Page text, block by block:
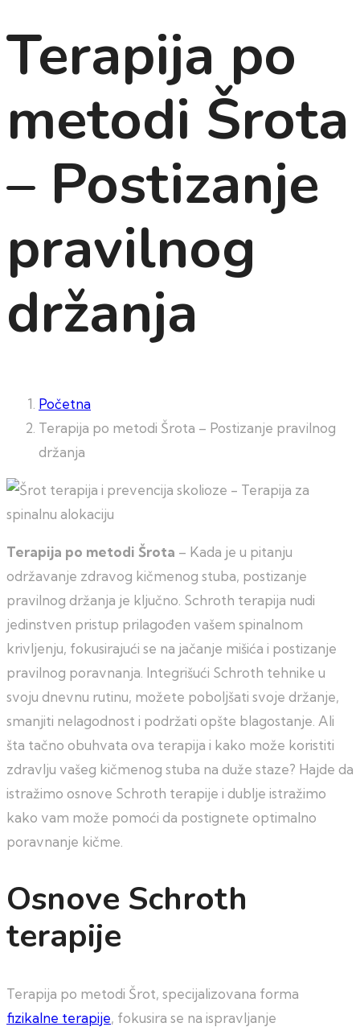
Terapija po
metodi Šrota
– Postizanje
pravilnog
držanja
Početna
Terapija po metodi Šrota – Postizanje pravilnog
držanja
Terapija po metodi Šrota – Kada je u pitanju
održavanje zdravog kičmenog stuba, postizanje
pravilnog držanja je ključno. Schroth terapija nudi
jedinstven pristup prilagođen vašem spinalnom
krivljenju, fokusirajući se na jačanje mišića i postizanje
pravilnog poravnanja. Integrišući Schroth tehnike u
svoju dnevnu rutinu, možete poboljšati svoje držanje,
smanjiti nelagodnost i podržati opšte blagostanje. Ali
šta tačno obuhvata ova terapija i kako može koristiti
zdravlju vašeg kičmenog stuba na duže staze? Hajde da
istražimo osnove Schroth terapije i dublje istražimo
kako vam može pomoći da postignete optimalno
poravnanje kičme.
Osnove Schroth
terapije
Terapija po metodi Šrot, specijalizovana forma
fizikalne terapije, fokusira se na ispravljanje